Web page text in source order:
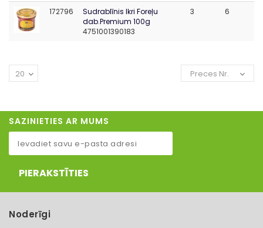
172796
Sudrablīnis Ikri Foreļu
dab.Premium 100g
4751001390183
3 6
Preces Nr.
20
SAZINIETIES AR MUMS
PIERAKSTĪTIES
Noderīgi